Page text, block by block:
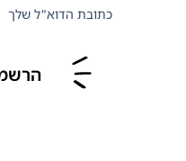
כתובת הדוא"ל שלך